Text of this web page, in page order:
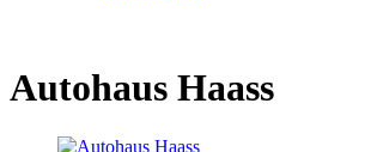
Autohaus Haass